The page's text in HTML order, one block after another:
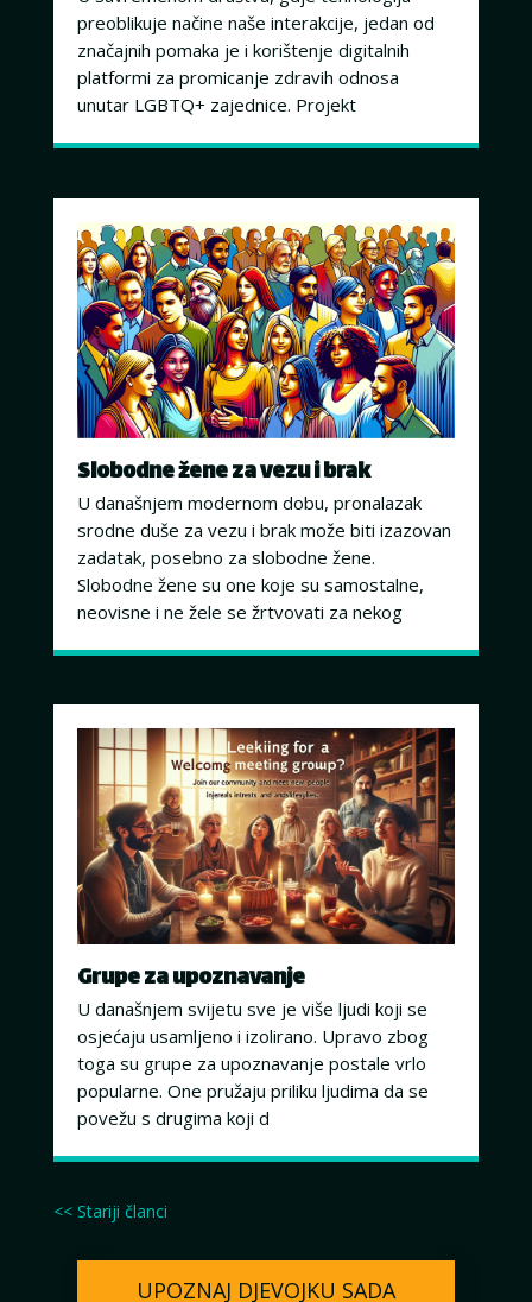
preoblikuje načine naše interakcije, jedan od
značajnih pomaka je i korištenje digitalnih
platformi za promicanje zdravih odnosa
unutar LGBTQ+ zajednice. Projekt
Slobodne žene za vezu i brak
U današnjem modernom dobu, pronalazak
srodne duše za vezu i brak može biti izazovan
zadatak, posebno za slobodne žene.
Slobodne žene su one koje su samostalne,
neovisne i ne žele se žrtvovati za nekog
Grupe za upoznavanje
U današnjem svijetu sve je više ljudi koji se
osjećaju usamljeno i izolirano. Upravo zbog
toga su grupe za upoznavanje postale vrlo
popularne. One pružaju priliku ljudima da se
povežu s drugima koji d
<< Stariji članci
UPOZNAJ DJEVOJKU SADA